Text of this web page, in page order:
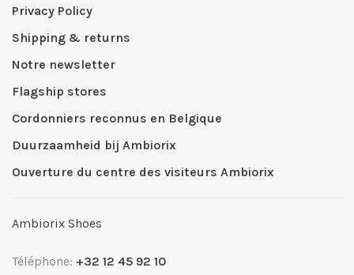
Privacy Policy
Shipping & returns
Notre newsletter
Flagship stores
Cordonniers reconnus en Belgique
Duurzaamheid bij Ambiorix
Ouverture du centre des visiteurs Ambiorix
Ambiorix Shoes
Téléphone: +32 12 45 92 10